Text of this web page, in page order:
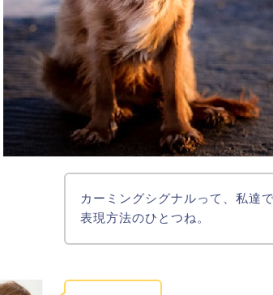
カーミングシグナルって、私達
表現方法のひとつね。